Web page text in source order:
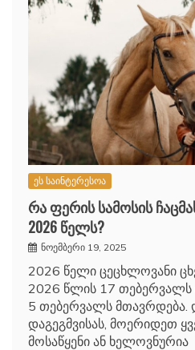
ეს საინტერესოა
რა ფერის სამოსის
2026 წელს?
ნოემბერი 19, 2025
2026 წელი ცეცხლოვანი
2026 წლის 17 თებერვალს
5 თებერვალს მთავრდება.
დაგეგმვისას, მოერიდეთ
მოსაწყენი ან ხელოვნურია